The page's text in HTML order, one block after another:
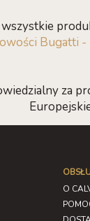
Bugatti -
za
O